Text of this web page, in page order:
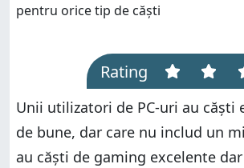
Rating
Unii utilizatori de PC-uri au căști
de bune, dar care nu includ un
au căști de gaming excelente